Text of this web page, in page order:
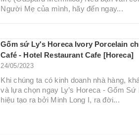
Người Mẹ của mình, hãy đến ngay...
Gốm sứ Ly's Horeca Ivory Porcelain
Café - Hotel Restaurant Cafe [Horeca]
24/05/2023
Khi chúng ta có kinh doanh nhà hàng,
và lựa chọn ngay Ly’s Horeca - Gốm
hiệu tạo ra bởi Minh Long I, ra đời...